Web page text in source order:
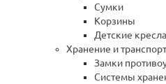
Сумки
Корзины
Детские кресла
Xранение и
Замки
Системы